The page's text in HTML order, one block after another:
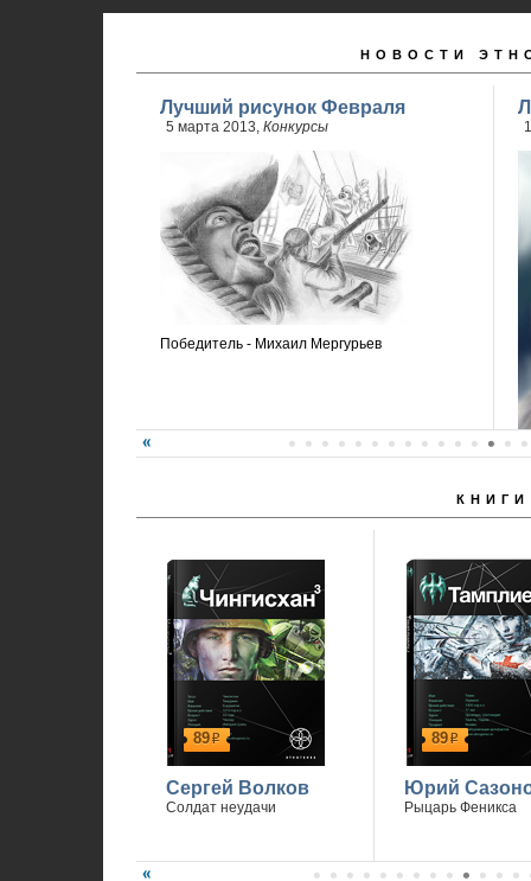
НОВОСТИ
Лучший рисунок Февраля
5 марта 2013, Конкурсы
Победитель - Михаил Мергурьев
КНИГИ
89р
Сергей Волков
Солдат неудачи
89р
Юрий
Рыцарь Феникса